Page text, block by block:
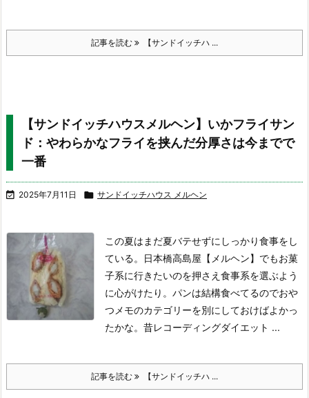
記事を読む 【サンドイッチハ ...
【サンドイッチハウスメルヘン】いかフライサン
ド：やわらかなフライを挟んだ分厚さは今までで
一番
 2025年7月11日  サンドイッチハウス メルヘン
この夏はまだ夏バテせずにしっかり食事をし
ている。日本橋高島屋【メルヘン】でもお菓
子系に行きたいのを押さえ食事系を選ぶよう
に心がけたり。パンは結構食べてるのでおや
つメモのカテゴリーを別にしておけばよかっ
たかな。昔レコーディングダイエット ...
記事を読む 【サンドイッチハ ...